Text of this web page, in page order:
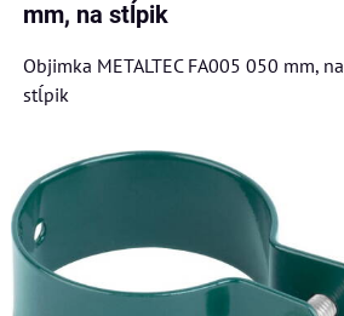
mm, na stĺpik
Objimka METALTEC FA005 050 mm, na
stĺpik